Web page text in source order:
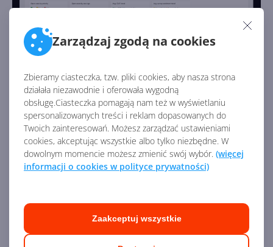
Zarządzaj zgodą na cookies
Zbieramy ciasteczka, tzw. pliki cookies, aby nasza strona
działała niezawodnie i oferowała wygodną
obsługę.Ciasteczka pomagają nam też w wyświetlaniu
spersonalizowanych treści i reklam dopasowanych do
Twoich zainteresowań. Możesz zarządzać ustawieniami
cookies, akceptując wszystkie albo tylko niezbędne. W
dowolnym momencie możesz zmienić swój wybór. (więcej
informacji o cookies w polityce prywatności)
Zaakceptuj wszystkie
Usługi
ModułUsługi w Dynamics 365— jak sama nazwa
mówi — służy do zarządzania szeroko pojętymi usługami.
Dzięki niemu możesz zarządzać zleceniami na usługi,
przydzielaniem, ilością czasu, raportowaniem i analizą.
Ponadto moduł Usługi w łatwy sposób pozwala
planować spotkania i zarządzać nimi. Nie zabrakło
posiada również dedykowaną aplikację mobilną dla
pracowników, którzy dzięki niej zyskują dostęp do
czytnika kodów kreskowych, RFID, czytnika kart